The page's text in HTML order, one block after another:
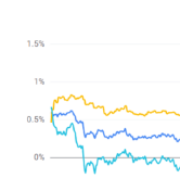
ェアへ
アマゾ